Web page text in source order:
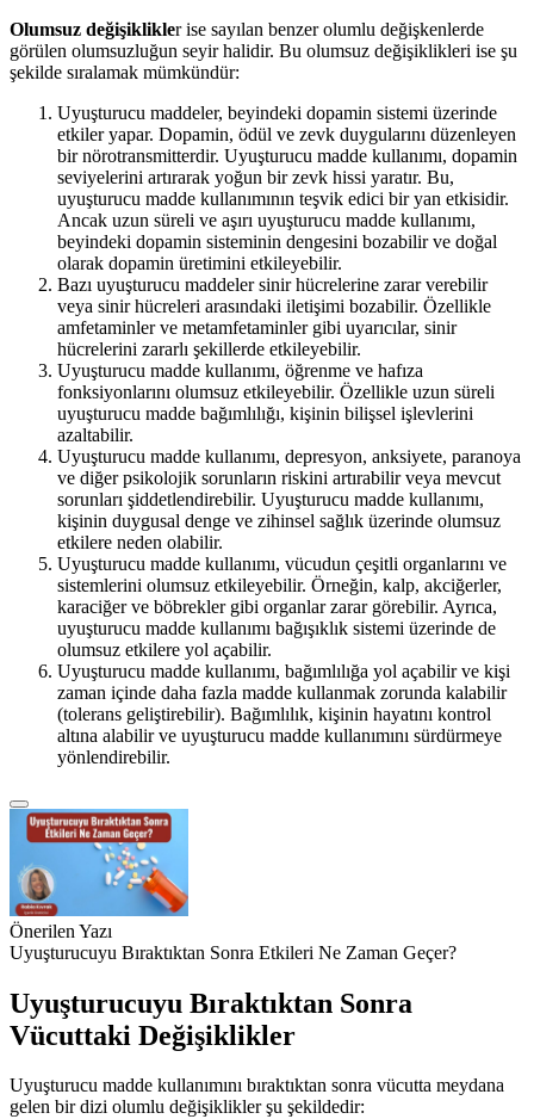
Olumsuz değişiklikler ise sayılan benzer olumlu değişkenlerde
görülen olumsuzluğun seyir halidir. Bu olumsuz değişiklikleri ise şu
şekilde sıralamak mümkündür:
Uyuşturucu maddeler, beyindeki dopamin sistemi üzerinde
etkiler yapar. Dopamin, ödül ve zevk duygularını düzenleyen
bir nörotransmitterdir. Uyuşturucu madde kullanımı, dopamin
seviyelerini artırarak yoğun bir zevk hissi yaratır. Bu,
uyuşturucu madde kullanımının teşvik edici bir yan etkisidir.
Ancak uzun süreli ve aşırı uyuşturucu madde kullanımı,
beyindeki dopamin sisteminin dengesini bozabilir ve doğal
olarak dopamin üretimini etkileyebilir.
Bazı uyuşturucu maddeler sinir hücrelerine zarar verebilir
veya sinir hücreleri arasındaki iletişimi bozabilir. Özellikle
amfetaminler ve metamfetaminler gibi uyarıcılar, sinir
hücrelerini zararlı şekillerde etkileyebilir.
Uyuşturucu madde kullanımı, öğrenme ve hafıza
fonksiyonlarını olumsuz etkileyebilir. Özellikle uzun süreli
uyuşturucu madde bağımlılığı, kişinin bilişsel işlevlerini
azaltabilir.
Uyuşturucu madde kullanımı, depresyon, anksiyete, paranoya
ve diğer psikolojik sorunların riskini artırabilir veya mevcut
sorunları şiddetlendirebilir. Uyuşturucu madde kullanımı,
kişinin duygusal denge ve zihinsel sağlık üzerinde olumsuz
etkilere neden olabilir.
Uyuşturucu madde kullanımı, vücudun çeşitli organlarını ve
sistemlerini olumsuz etkileyebilir. Örneğin, kalp, akciğerler,
karaciğer ve böbrekler gibi organlar zarar görebilir. Ayrıca,
uyuşturucu madde kullanımı bağışıklık sistemi üzerinde de
olumsuz etkilere yol açabilir.
Uyuşturucu madde kullanımı, bağımlılığa yol açabilir ve kişi
zaman içinde daha fazla madde kullanmak zorunda kalabilir
(tolerans geliştirebilir). Bağımlılık, kişinin hayatını kontrol
altına alabilir ve uyuşturucu madde kullanımını sürdürmeye
yönlendirebilir.
Önerilen Yazı
Uyuşturucuyu Bıraktıktan Sonra Etkileri Ne Zaman Geçer?
Uyuşturucuyu Bıraktıktan Sonra
Vücuttaki Değişiklikler
Uyuşturucu madde kullanımını bıraktıktan sonra vücutta meydana
gelen bir dizi olumlu değişiklikler şu şekildedir: